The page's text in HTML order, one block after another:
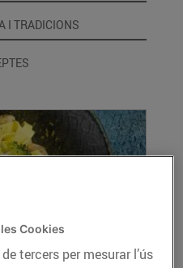
I TRADICIONS
Cookies
tercers per mesurar l’ús